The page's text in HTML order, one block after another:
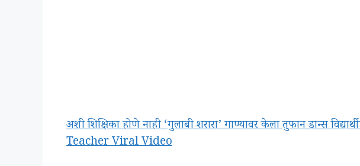
अशी शिक्षिका होणे नाही ‘गुलाबी शरारा’ गाण्यावर केला तुफान डान्स
Teacher Viral Video